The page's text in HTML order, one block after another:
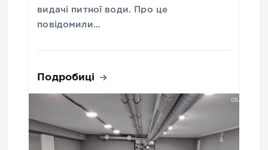
видачі питної води. Про це
повідомили…
Подробиці